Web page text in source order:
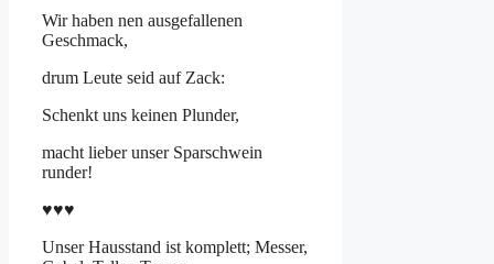
Wir haben nen ausgefallenen
Geschmack,
drum Leute seid auf Zack:
Schenkt uns keinen Plunder,
macht lieber unser Sparschwein
runder!
♥♥♥
Unser Hausstand ist komplett; Messer,